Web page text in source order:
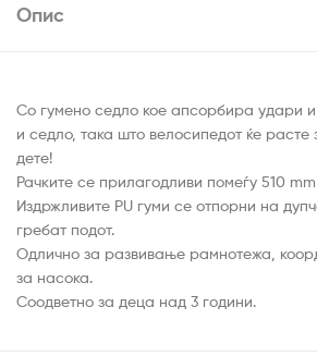
Опис
Со гумено седло кое апсорбира удари
и седло, така што велосипедот ќе
дете!
Рачките се прилагодливи помеѓу 510
Издржливите PU гуми се отпорни на
гребат подот.
Одлично за развивање рамнотежа,
за насока.
Соодветно за деца над 3 години.